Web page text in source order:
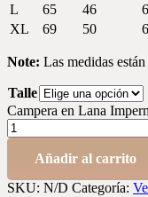
L
65 46
XL
69 50
Note: Las medidas
Talle
Campera en Lana
Añadir al carrito
SKU: N/D Categoría: